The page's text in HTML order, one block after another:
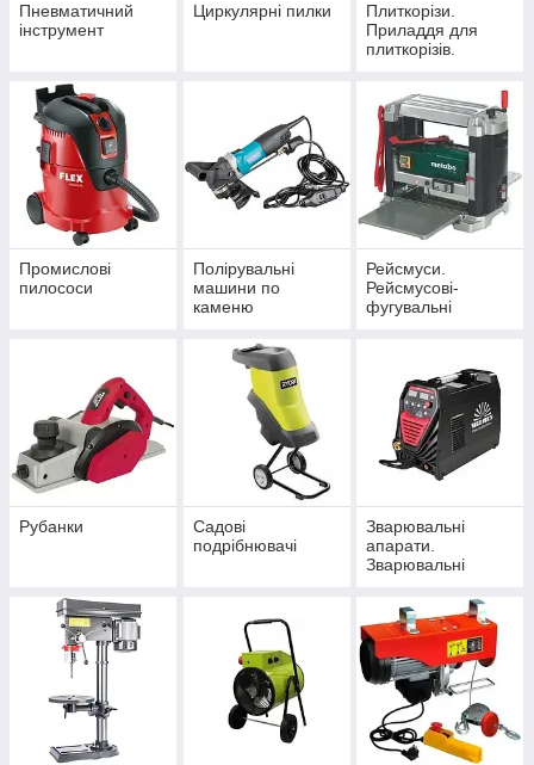
Пневматичний
інструмент
Циркулярні пилки
Плиткорізи.
Приладдя для
плиткорізів.
Промислові
пилососи
Полірувальні
машини по
каменю
Рейсмуси.
Рейсмусові-
фугувальні
Фуговально-
рейсмусові
верстати
Рубанки
Садові
подрібнювачі
Зварювальні
апарати.
Зварювальні
Магніти для
завдання кута при
зварювання.